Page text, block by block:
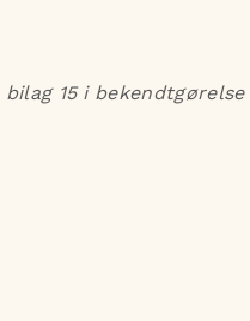
15 i